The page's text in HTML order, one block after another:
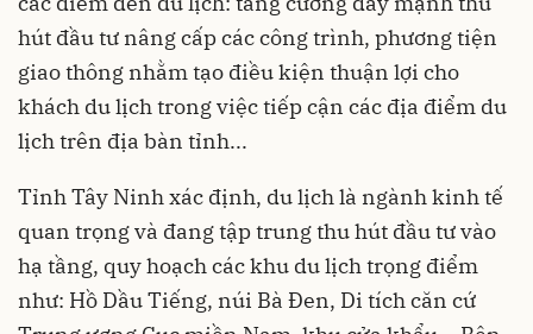
hút đầu tư nâng cấp các công trình, phương tiện
giao thông nhằm tạo điều kiện thuận lợi cho
khách du lịch trong việc tiếp cận các địa điểm du
lịch trên địa bàn tỉnh...
Tỉnh Tây Ninh xác định, du lịch là ngành kinh tế
quan trọng và đang tập trung thu hút đầu tư vào
hạ tầng, quy hoạch các khu du lịch trọng điểm
như: Hồ Dầu Tiếng, núi Bà Đen, Di tích căn cứ